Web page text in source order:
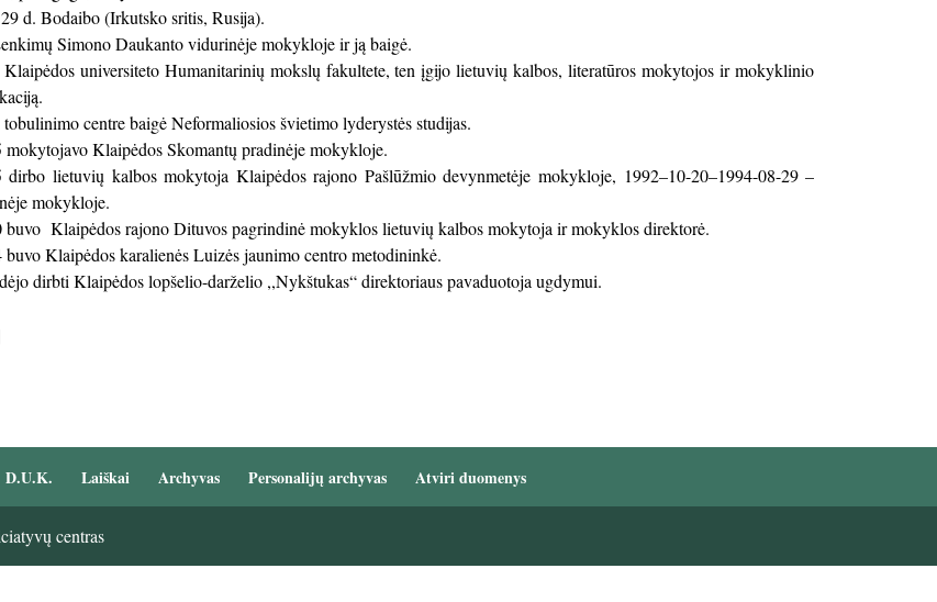
d. Bodaibo (Irkutsko sritis, Rusija).
Simono Daukanto vidurinėje mokykloje ir ją baigė.
Klaipėdos universiteto Humanitarinių mokslų fakultete, ten įgijo lietuvių kalbos, literatūros mokytojos ir mokyklinio
centre baigė Neformaliosios švietimo lyderystės studijas.
mokytojavo Klaipėdos Skomantų pradinėje mokykloje.
dirbo lietuvių kalbos mokytoja Klaipėdos rajono Pašlūžmio devynmetėje mokykloje, 1992–10-20–1994-08-29 –
mokykloje.
buvo Klaipėdos rajono Dituvos pagrindinė mokyklos lietuvių kalbos mokytoja ir mokyklos direktorė.
Klaipėdos karalienės Luizės jaunimo centro metodininkė.
dirbti Klaipėdos lopšelio-darželio ,,Nykštukas“ direktoriaus pavaduotoja ugdymui.
D.U.K. Laiškai Archyvas Personalijų archyvas Atviri duomenys
centras